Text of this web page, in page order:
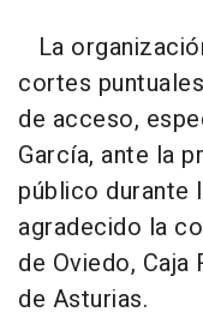
La
cortes
de acceso,
García, ante la
público durante
agradecido la
de Oviedo, Caja
de Asturias.